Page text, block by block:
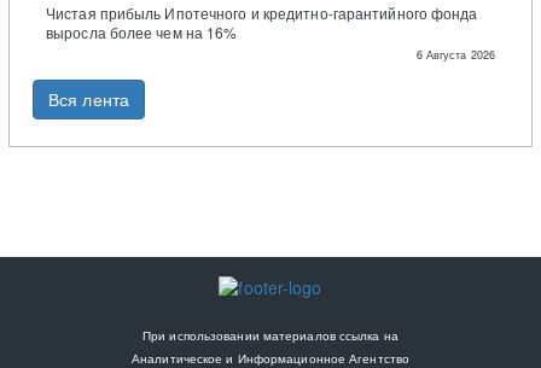
Чистая прибыль Ипотечного и кредитно-гарантийного фонда
выросла более чем на 16%
6 Августа 2026
Вся лента
При использовании материалов ссылка на
Аналитическое и Информационное Агентство